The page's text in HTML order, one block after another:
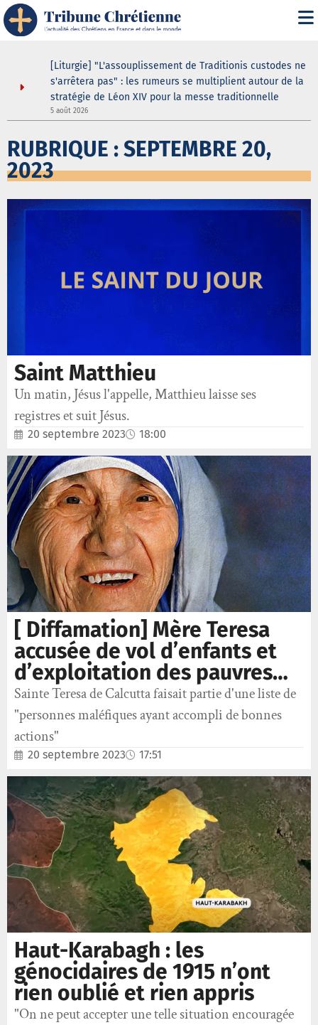
[Liturgie] "L'assouplissement de Traditionis custodes ne
s'arrêtera pas" : les rumeurs se multiplient autour de la
stratégie de Léon XIV pour la messe traditionnelle
5 août 2026
RUBRIQUE : SEPTEMBRE 20,
2023
Saint Matthieu
Un matin, Jésus l'appelle, Matthieu laisse ses
registres et suit Jésus.
20 septembre 2023 18:00
[ Diffamation] Mère Teresa
accusée de vol d’enfants et
d’exploitation des pauvres…
Sainte Teresa de Calcutta faisait partie d'une liste de
"personnes maléfiques ayant accompli de bonnes
actions"
20 septembre 2023 17:51
Haut-Karabagh : les
génocidaires de 1915 n’ont
rien oublié et rien appris
"On ne peut accepter une telle situation encouragée